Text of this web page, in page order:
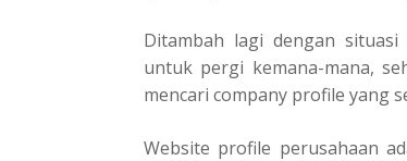
Ditambah lagi dengan
untuk pergi kemana-mana,
mencari company profile yang
Website profile perusahaan